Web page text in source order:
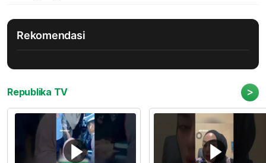
Rekomendasi
Republika TV >